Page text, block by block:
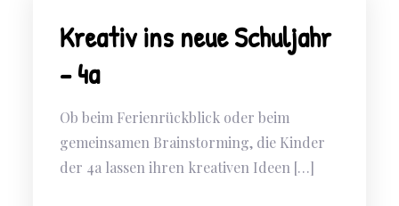
Kreativ ins neue Schuljahr
– 4a
Ob beim Ferienrückblick oder beim
gemeinsamen Brainstorming, die Kinder
der 4a lassen ihren kreativen Ideen […]